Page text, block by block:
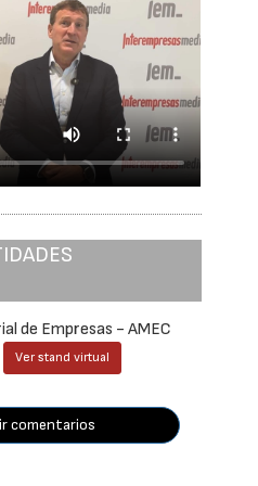
de Empresas - AMEC
Ver stand virtual
comentarios